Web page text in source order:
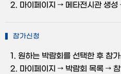
2. 마이페이지 → 메타전시관 생
참가신청
1. 원하는 박람회를 선택한 후 참
2. 마이페이지 → 박람회 목록 →